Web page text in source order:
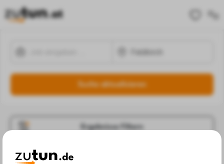
Suche aktualisieren
Ergebnisse Filtern
Jobangebote